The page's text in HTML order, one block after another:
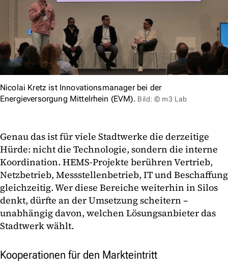
Nicolai Kretz ist Innovationsmanager bei der
Energieversorgung Mittelrhein (EVM). Bild: © m3 Lab
Genau das ist für viele Stadtwerke die derzeitige
Hürde: nicht die Technologie, sondern die interne
Koordination. HEMS-Projekte berühren Vertrieb,
Netzbetrieb, Messstellenbetrieb, IT und Beschaffung
gleichzeitig. Wer diese Bereiche weiterhin in Silos
denkt, dürfte an der Umsetzung scheitern –
unabhängig davon, welchen Lösungsanbieter das
Stadtwerk wählt.
Kooperationen für den Markteintritt